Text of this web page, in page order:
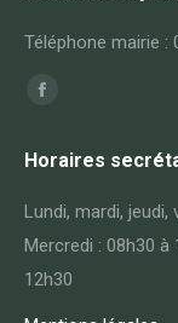
Téléphone mairie :
Trouvez nous sur :
Facebook
opens
Horaires
Lundi, mardi,
Mercredi : 08h30 à
12h30